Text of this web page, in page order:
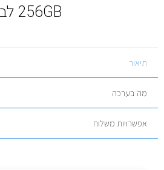
256GB לבן
תיאור
מה בערכה
אפשרויות משלוח